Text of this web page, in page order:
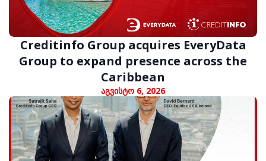
Creditinfo Group acquires EveryData
Group to expand presence across the
Caribbean
აგვისტო 6, 2026